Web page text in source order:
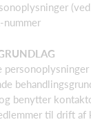
nummer
benytter
til drift af